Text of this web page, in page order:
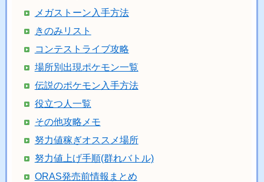
メガストーン入手方法
きのみリスト
コンテストライブ攻略
場所別出現ポケモン一覧
伝説のポケモン入手方法
役立つ人一覧
その他攻略メモ
努力値稼ぎオススメ場所
努力値上げ手順(群れバトル)
ORAS発売前情報まとめ